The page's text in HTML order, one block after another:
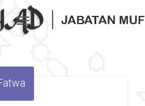
Toggle navigation